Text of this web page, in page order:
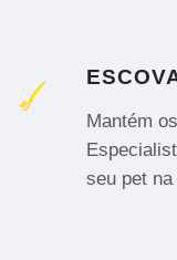
Mantém
seu pet